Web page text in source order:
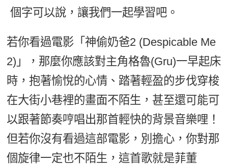
新聞英文
個字可以說，讓我們一起學習吧。
若你看過電影「神偷奶爸2 (Despicable Me
2)」，那麼你應該對主角格魯(Gru)一早起床
時，抱著愉悅的心情、踏著輕盈的步伐穿梭
在大街小巷裡的畫面不陌生，甚至還可能可
以跟著節奏哼唱出那首輕快的背景音樂哩！
但若你沒有看過這部電影，別擔心，你對那
個旋律一定也不陌生，這首歌就是菲董